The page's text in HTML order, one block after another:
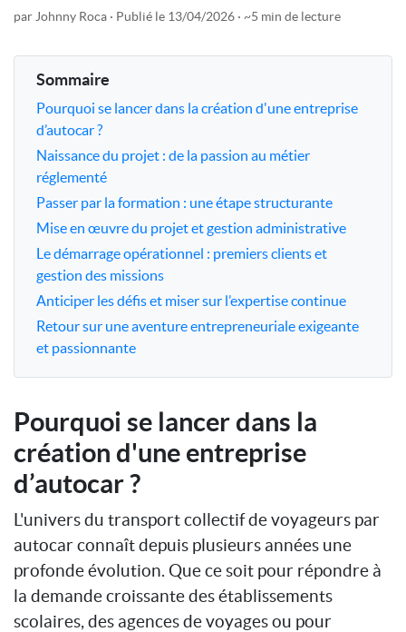
par Johnny Roca Publié le 13/04/2026 ~5 min de lecture
Sommaire
Pourquoi se lancer dans la création d'une entreprise
d’autocar ?
Naissance du projet : de la passion au métier
réglementé
Passer par la formation : une étape structurante
Mise en œuvre du projet et gestion administrative
Le démarrage opérationnel : premiers clients et
gestion des missions
Anticiper les défis et miser sur l’expertise continue
Retour sur une aventure entrepreneuriale exigeante
et passionnante
Pourquoi se lancer dans la
création d'une entreprise
d’autocar ?
L'univers du transport collectif de voyageurs par
autocar connaît depuis plusieurs années une
profonde évolution. Que ce soit pour répondre à
la demande croissante des établissements
scolaires, des agences de voyages ou pour